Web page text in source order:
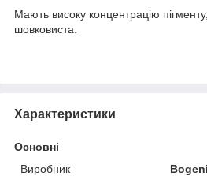
Мають високу концентрацію пігменту,
шовковиста.
Характеристики
Основні
Виробник